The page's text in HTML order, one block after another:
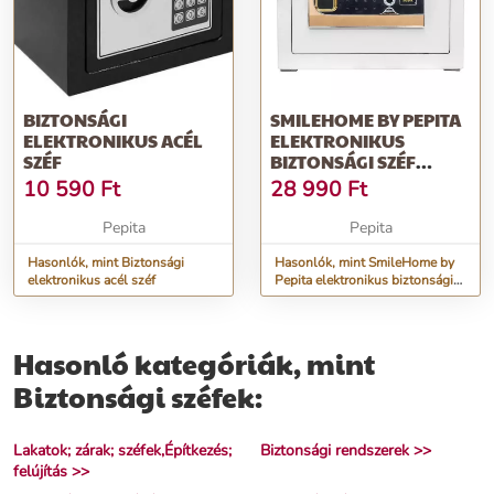
BIZTONSÁGI
ELEKTRONIKUS ACÉL
SZÉF
10 590 Ft
Pepita
Hasonlók, mint Biztonsági
elektronikus acél széf
SMILEHOME BY PEPITA
ELEKTRONIKUS
BIZTONSÁGI SZÉF
UJJLENYOMAT OLVA...
28 990 Ft
Pepita
Hasonlók, mint SmileHome by
Pepita elektronikus biztonsági
Széf ujjlenyomat olva...
Hasonló kategóriák, mint
Biztonsági széfek:
Lakatok; zárak; széfek,Építkezés;
felújítás >>
Biztonsági rendszerek >>